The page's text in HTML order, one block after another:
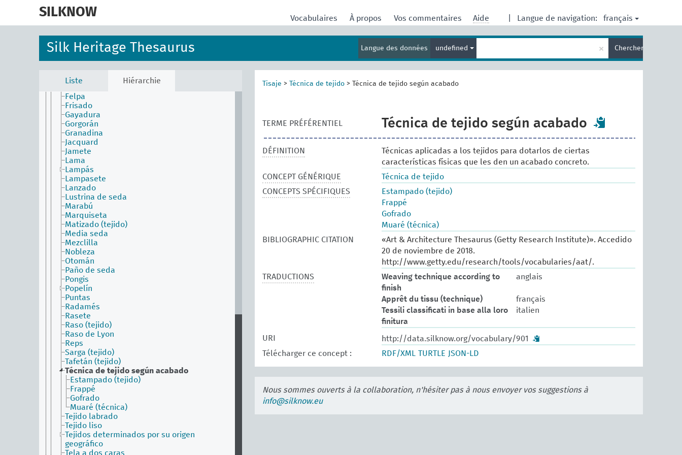
SILKNOW Langue de navigation: français
Vocabulaires À propos Vos commentaires Aide
Silk Heritage Thesaurus Langue des données undefined
terme
de
× Chercher
Liste Hiérarchie
Damasco
Damasina
Droguete de seda
Efecto
Esparragón
Espolín (tejido)
Espolinado
Felpa
Frisado
Gayadura
Gorgorán
Granadina
Jacquard
Jamete
Lama
Lampás
Lampasete
Lanzado
Lustrina de seda
Marabú
Marquiseta
Matizado (tejido)
Media seda
Mezclilla
Nobleza
Otomán
Paño de seda
Pongis
Popelín
Puntas
Radamés
Rasete
Raso (tejido)
Raso de Lyon
Reps
Sarga (tejido)
Tafetán (tejido)
Técnica de tejido según acabado
Estampado (tejido)
Frappé
Gofrado
Muaré (técnica)
Tejido labrado
Tejido liso
Tejidos determinados por su origen
geográfico
Tela a dos caras
Tisaje > Técnica de tejido > Técnica de tejido según acabado
TERME PRÉFÉRENTIEL Técnica de tejido según acabado
DÉFINITION
Técnicas aplicadas a los tejidos para dotarlos de ciertas
características físicas que les den un acabado concreto.
CONCEPT GÉNÉRIQUE
Técnica de tejido
CONCEPTS SPÉCIFIQUES
Estampado (tejido)
Frappé
Gofrado
Muaré (técnica)
BIBLIOGRAPHIC CITATION
«Art & Architecture Thesaurus (Getty Research Institute)». Accedido
20 de noviembre de 2018.
http://www.getty.edu/research/tools/vocabularies/aat/.
TRADUCTIONS
Weaving technique according to
finish
anglais
Apprêt du tissu (technique)
français
Tessili classificati in base alla loro
finitura
italien
URI
http://data.silknow.org/vocabulary/901
Télécharger ce concept :
RDF/XML TURTLE JSON-LD
Nous sommes ouverts à la collaboration, n'hésiter pas à nous envoyer vos suggestions à
info@silknow.eu